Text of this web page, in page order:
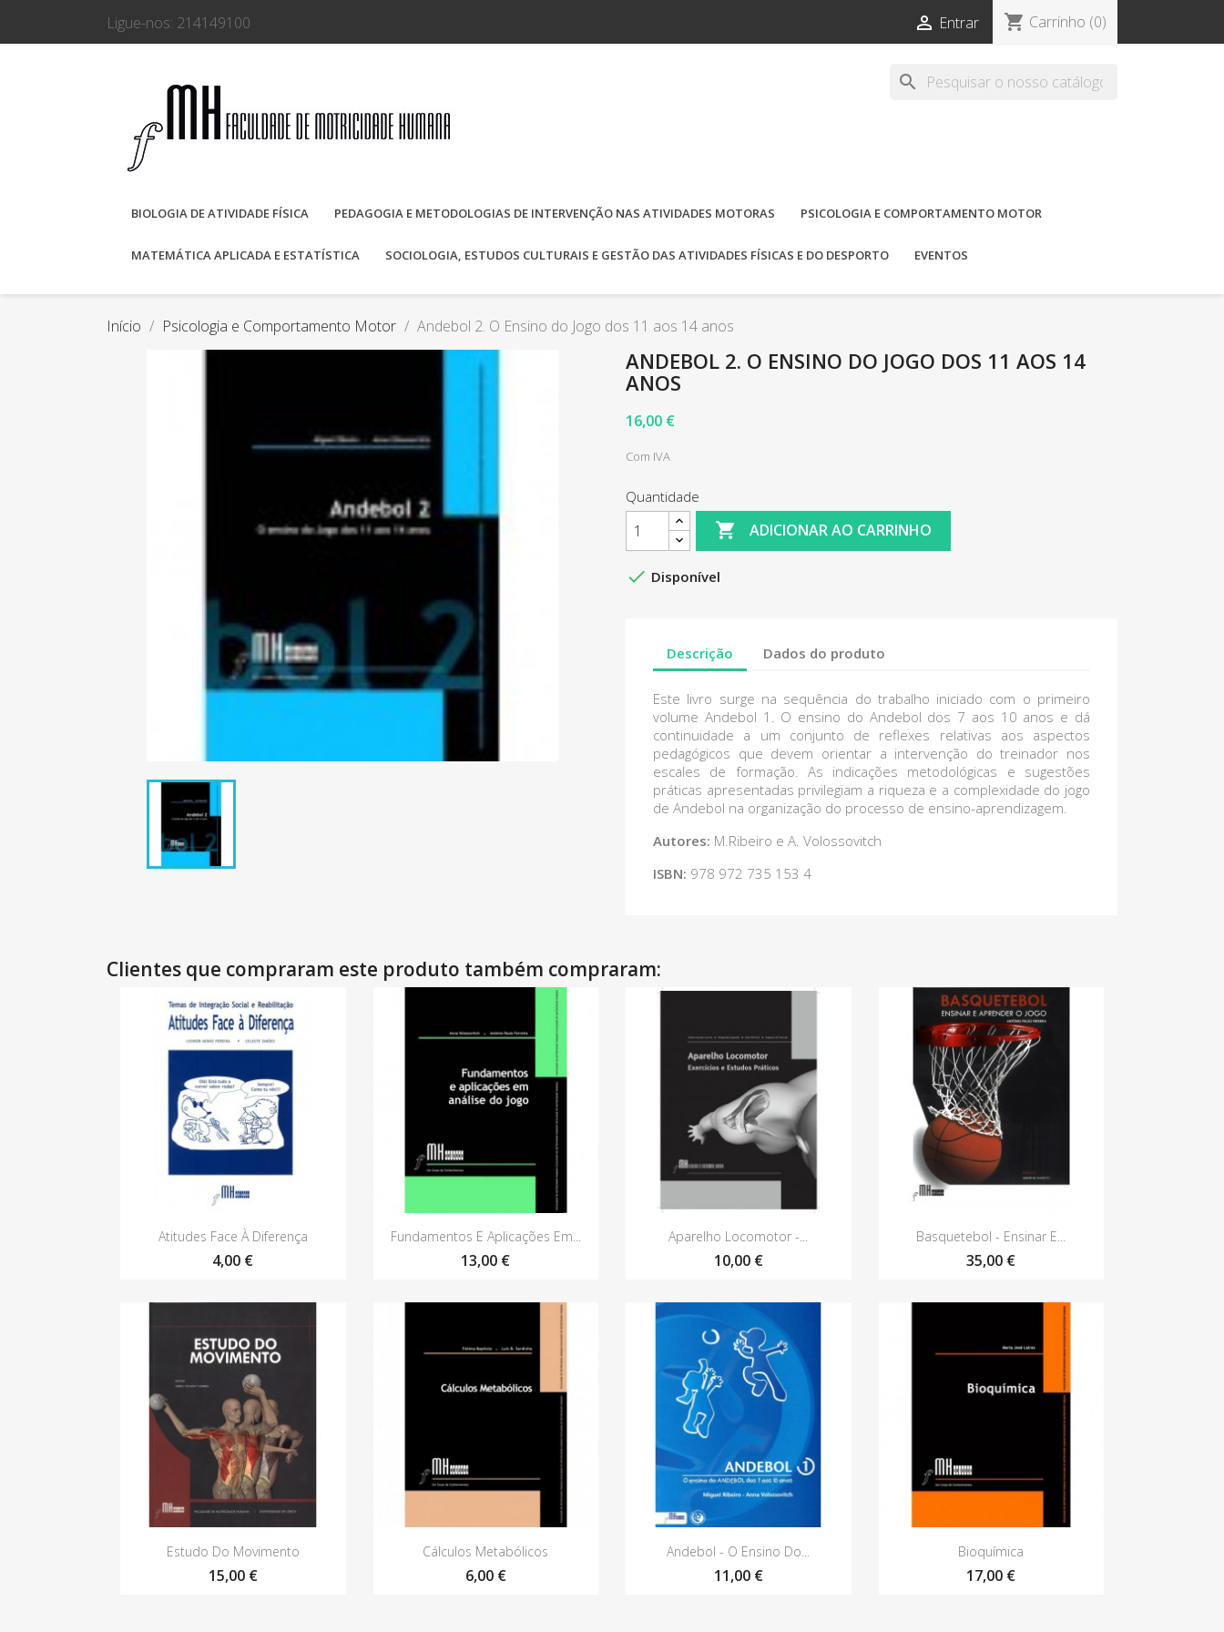
Ligue-nos: 214149100  Entrar shopping_cart Carrinho (0)
search
BIOLOGIA DE ATIVIDADE FÍSICA PEDAGOGIA E METODOLOGIAS DE INTERVENÇÃO NAS ATIVIDADES MOTORAS PSICOLOGIA E COMPORTAMENTO MOTOR
MATEMÁTICA APLICADA E ESTATÍSTICA SOCIOLOGIA, ESTUDOS CULTURAIS E GESTÃO DAS ATIVIDADES FÍSICAS E DO DESPORTO EVENTOS
Início Psicologia e Comportamento Motor Andebol 2. O Ensino do Jogo dos 11 aos 14 anos
ANDEBOL 2. O ENSINO DO JOGO DOS 11 AOS 14
ANOS
16,00 €
Com IVA
Quantidade
 ADICIONAR AO CARRINHO
 Disponível
Descrição Dados do produto
Este livro surge na sequência do trabalho iniciado com o primeiro
volume Andebol 1. O ensino do Andebol dos 7 aos 10 anos e dá
continuidade a um conjunto de reflexes relativas aos aspectos
pedagógicos que devem orientar a intervenção do treinador nos
escales de formação. As indicações metodológicas e sugestões
práticas apresentadas privilegiam a riqueza e a complexidade do jogo
de Andebol na organização do processo de ensino-aprendizagem.
Autores: M.Ribeiro e A. Volossovitch
ISBN: 978 972 735 153 4
Clientes que compraram este produto também compraram:
Vista rápida
Atitudes Face À Diferença
4,00 €
Vista rápida
Fundamentos E Aplicações Em...
13,00 €
Vista rápida
Aparelho Locomotor -...
10,00 €
Vista rápida
Basquetebol - Ensinar E...
35,00 €
Vista rápida
Estudo Do Movimento
15,00 €
Vista rápida
Cálculos Metabólicos
6,00 €
Vista rápida
Andebol - O Ensino Do...
11,00 €
Vista rápida
Bioquímica
17,00 €